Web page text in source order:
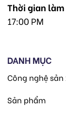
Thời gian
17:00 PM
DANH MỤC
Công nghệ
Sản phẩm